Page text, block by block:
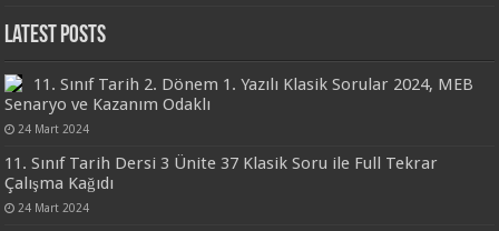
Latest Posts
11. Sınıf Tarih 2. Dönem 1. Yazılı Klasik Sorular 2024, MEB
Senaryo ve Kazanım Odaklı
24 Mart 2024
11. Sınıf Tarih Dersi 3 Ünite 37 Klasik Soru ile Full Tekrar
Çalışma Kağıdı
24 Mart 2024